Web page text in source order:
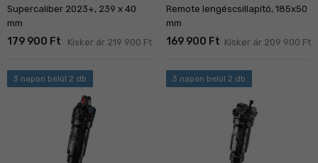
Supercaliber 2023+, 239 x 40
mm
179 900 Ft Kisker ár 219 900 Ft
Remote lengéscsillapító, 185x50
mm
169 900 Ft Kisker ár 209 900 Ft
3 napon belül 2 db 3 napon belül 2 db